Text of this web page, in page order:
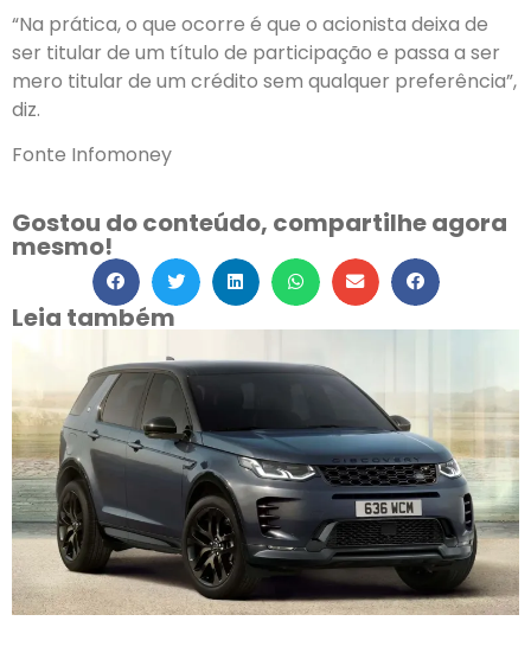
“Na prática, o que ocorre é que o acionista deixa de
ser titular de um título de participação e passa a ser
mero titular de um crédito sem qualquer preferência”,
diz.
Fonte Infomoney
Gostou do conteúdo, compartilhe agora
mesmo!
Leia também